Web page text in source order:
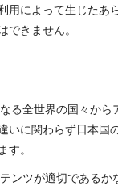
用によって生じたあ
き ま せ ん 。
る全世界の国々から
いに関わらず日本国
。
ンツが適切であるか